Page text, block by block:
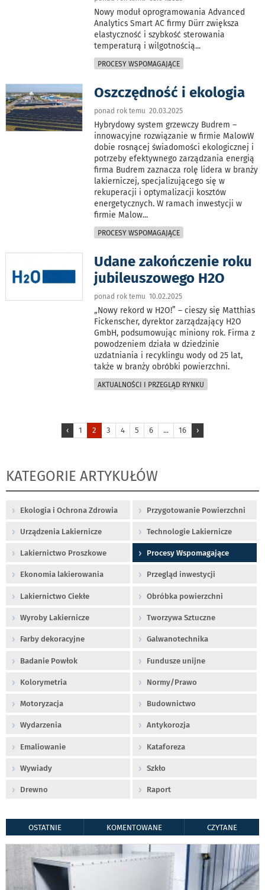
Nowy moduł oprogramowania Advanced
Analytics Smart AC firmy Dürr zwiększa
elastyczność i szybkość sterowania
temperaturą i wilgotnością...
PROCESY WSPOMAGAJĄCE
Oszczędność i ekologia
ponad rok temu 20.03.2025
Hybrydowy system grzewczy Budrem –
innowacyjne rozwiązanie w firmie MalowW
dobie rosnącej świadomości ekologicznej i
potrzeby efektywnego zarządzania energią
firma Budrem zaznacza rolę lidera w branży
lakierniczej, specjalizującego się w
rekuperacji i optymalizacji kosztów
energetycznych. W ramach inwestycji w
firmie Malow...
PROCESY WSPOMAGAJĄCE
Udane zakończenie roku
jubileuszowego H2O
ponad rok temu 10.02.2025
„Nowy rekord w H2O!” – cieszy się Matthias
Fickenscher, dyrektor zarządzający H2O
GmbH, podsumowując miniony rok. Firma z
powodzeniem działa w dziedzinie
uzdatniania i recyklingu wody od 25 lat,
także w branży obróbki powierzchni.
AKTUALNOŚCI I PRZEGLĄD RYNKU
‹ 1 2 3 4 5 6 ... 16 ›
KATEGORIE ARTYKUŁÓW
Ekologia i Ochrona Zdrowia Przygotowanie Powierzchni
Urządzenia Lakiernicze Technologie Lakiernicze
Lakiernictwo Proszkowe Procesy Wspomagające
Ekonomia lakierowania Przegląd inwestycji
Lakiernictwo Ciekłe Obróbka powierzchni
Wyroby Lakiernicze Tworzywa Sztuczne
Farby dekoracyjne Galwanotechnika
Badanie Powłok Fundusze unijne
Kolorymetria Normy/Prawo
Motoryzacja Budownictwo
Wydarzenia Antykorozja
Emaliowanie Kataforeza
Wywiady Szkło
Drewno Raport
OSTATNIE KOMENTOWANE CZYTANE